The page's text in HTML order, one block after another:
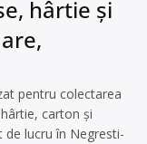
hârtie și
pentru colectarea
carton și
lucru în Negresti-